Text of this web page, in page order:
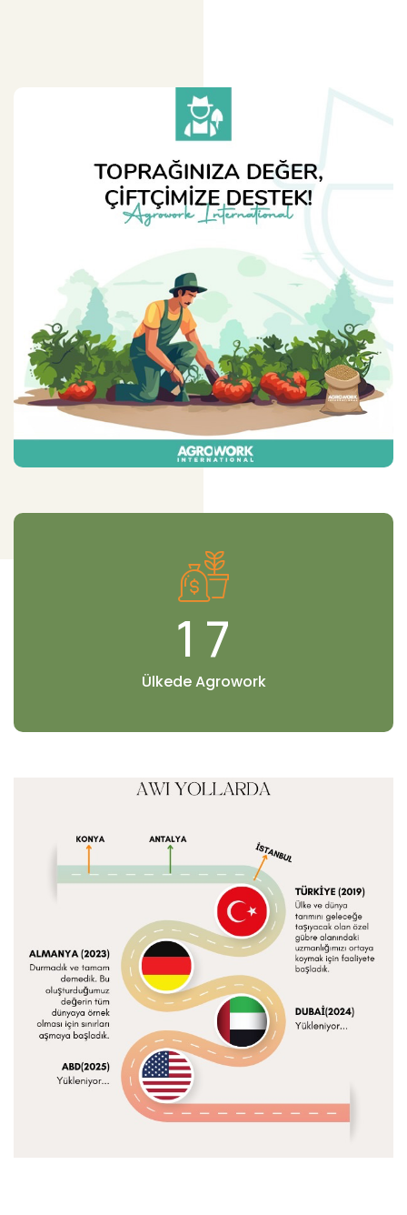
1 7
Ülkede Agrowork